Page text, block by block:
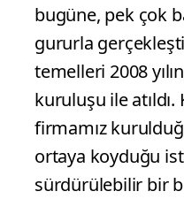
bugüne, pek çok
gururla
temelleri 2008
kuruluşu ile
firmamız
ortaya koyduğu
sürdürülebilir bir